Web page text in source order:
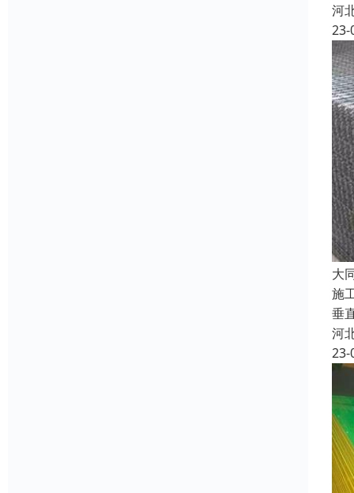
河
23-
大
施
垂
河
23-